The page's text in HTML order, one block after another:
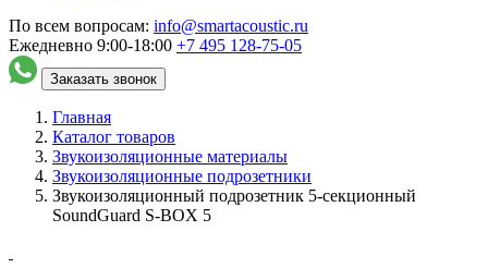
По всем вопросам: info@smartacoustic.ru
Ежедневно 9:00-18:00 +7 495 128-75-05
Заказать звонок
Главная
Каталог товаров
Звукоизоляционные материалы
Звукоизоляционные подрозетники
Звукоизоляционный подрозетник 5-секционный
SoundGuard S-BOX 5